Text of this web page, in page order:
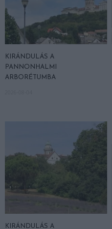
KIRÁNDULÁS A
PANNONHALMI
ARBORÉTUMBA
KIRÁNDULÁS A